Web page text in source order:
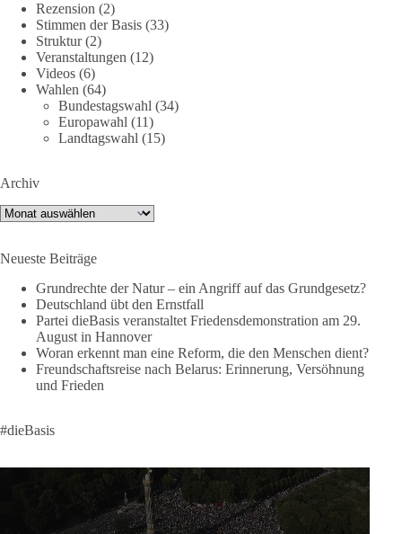
659 669 26
DieBasis
23 Stunden zuvor
💧 Wasser ist kein globales Experiment
Mariana Mazzucato ist Beraterin und Rednerin des World
Economic Forum (WEF). In ihrer Rede zu globalen
Herausforderungen sprach sie sich 2022 dafür aus, bestimmte
Covid-19-„Impfungen“ nicht gelungen ist, die ganze Welt
betrachtet Wasser nun als „globales Gemeingut“.
In München erleben Bürger vor Ort erste Einschränkungen
anhand eines Wasserverbots. Ob das Waschen von
Fahrzeugen, das Befüllen von Pools oder das Bewässern von
Rasenflächen und Pflanzen. Bei Verstößen drohen Bußgelder
dieBasis warnt davor, lebenswichtige Ressourcen, wie Wasser,
Rezension (2)
Stimmen der Basis (33)
Struktur(2)
Veranstaltungen (12)
Videos (6)
Wahlen (64)
Bundestagswahl (34)
Europawahl (11)
Landtagswahl (15)
Archiv
Archiv
Neueste Beiträge
Grundrechte der Natur – ein Angriff auf das Grundgesetz?
Deutschland übt den Ernstfall
Partei dieBasis veranstaltet Friedensdemonstration am 29.
August in Hannover
Woran erkennt man eine Reform, die den Menschen dient?
Freundschaftsreise nach Belarus: Erinnerung, Versöhnung
und Frieden
#dieBasis